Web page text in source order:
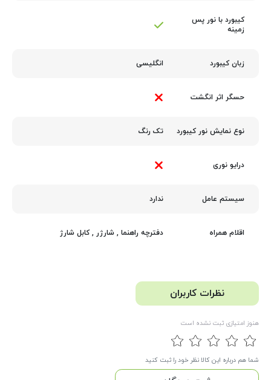
کیبورد با نور پس‌
زمینه
زبان کیبورد انگلیسی
حسگر اثر انگشت
نوع نمایش نور کیبورد تک رنگ
درایو نوری
سیستم عامل ندارد
اقلام همراه دفترچه راهنما , شارژر , کابل شارژ
نظرات کاربران
هنوز امتیازی ثبت نشده است
شما هم درباره این کالا نظر خود را ثبت کنید